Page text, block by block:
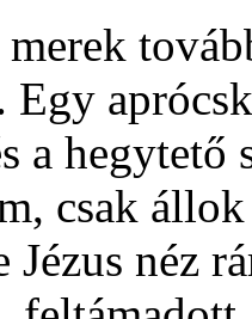
Egy
a
csak
Jézus néz